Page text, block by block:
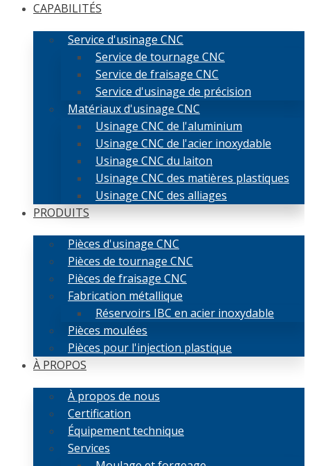
CAPABILITÉS
Service d'usinage CNC
Service de tournage CNC
Service de fraisage CNC
Service d'usinage de précision
Matériaux d'usinage CNC
Usinage CNC de l'aluminium
Usinage CNC de l'acier inoxydable
Usinage CNC du laiton
Usinage CNC des matières plastiques
Usinage CNC des alliages
PRODUITS
Pièces d'usinage CNC
Pièces de tournage CNC
Pièces de fraisage CNC
Fabrication métallique
Réservoirs IBC en acier inoxydable
Pièces moulées
Pièces pour l'injection plastique
À PROPOS
À propos de nous
Certification
Équipement technique
Services